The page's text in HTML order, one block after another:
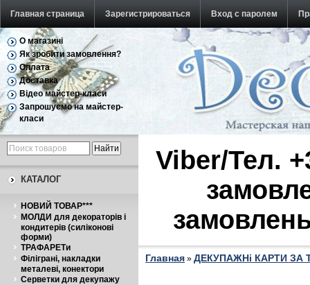
Главная страница Зарегистрироваться Вход с паролем
Обратная связь
О магазині
Як зробити замовлення?
Оплата
Доставка
Відео майстер-класи
Запрошуємо на майстер-
класи
КАТАЛОГ
НОВИЙ ТОВАР***
МОЛДИ для декораторів і
кондитерів (силіконові
форми)
ТРАФАРЕТи
Філіграні, накладки
металеві, конектори
Серветки для декупажу
Viber/Тел.
Главная » ДЕКУПАЖНі КАРТИ ЗА